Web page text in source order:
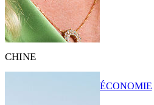
CHINE
ÉCONOMIE